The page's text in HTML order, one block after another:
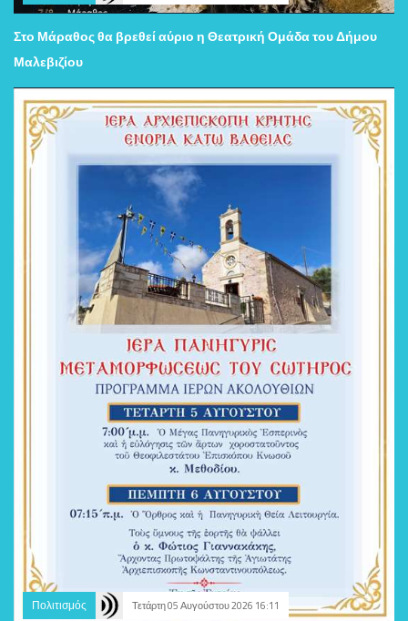
Στο Μάραθος θα βρεθεί αύριο η Θεατρική Ομάδα του Δήμου
Μαλεβιζίου
Πολιτισμός Τετάρτη 05 Αυγούστου 2026 16:11